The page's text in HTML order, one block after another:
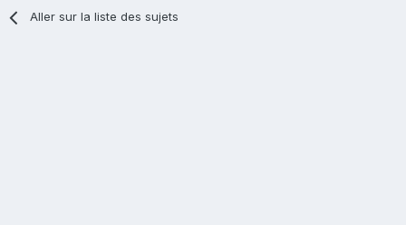
Aller sur la liste des sujets